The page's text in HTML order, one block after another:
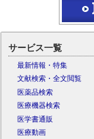
サービス一覧
最新情報・特集
文献検索・全文閲覧
医薬品検索
医療機器検索
医学書通販
医療動画